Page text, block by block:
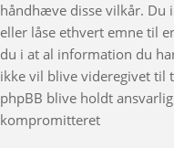
håndhæve disse vilkår.
eller låse ethvert emne til
du i at al information du
ikke vil blive videregivet til
phpBB blive holdt
kompromitteret